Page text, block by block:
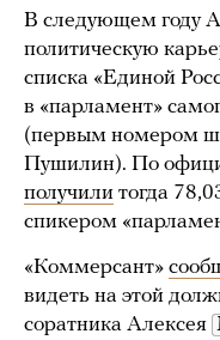
В следующем году
политическую
списка «Единой
в «парламент»
(первым номером
Пушилин). По
получили тогда
спикером
«Коммерсант»
видеть на этой
соратника Алексея